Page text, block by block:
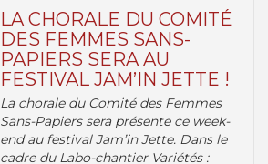
LA CHORALE DU COMITÉ
DES FEMMES SANS-
PAPIERS SERA AU
FESTIVAL JAM’IN JETTE !
La chorale du Comité des Femmes
Sans-Papiers sera présente ce week-
end au festival Jam’in Jette. Dans le
cadre du Labo-chantier Variétés :